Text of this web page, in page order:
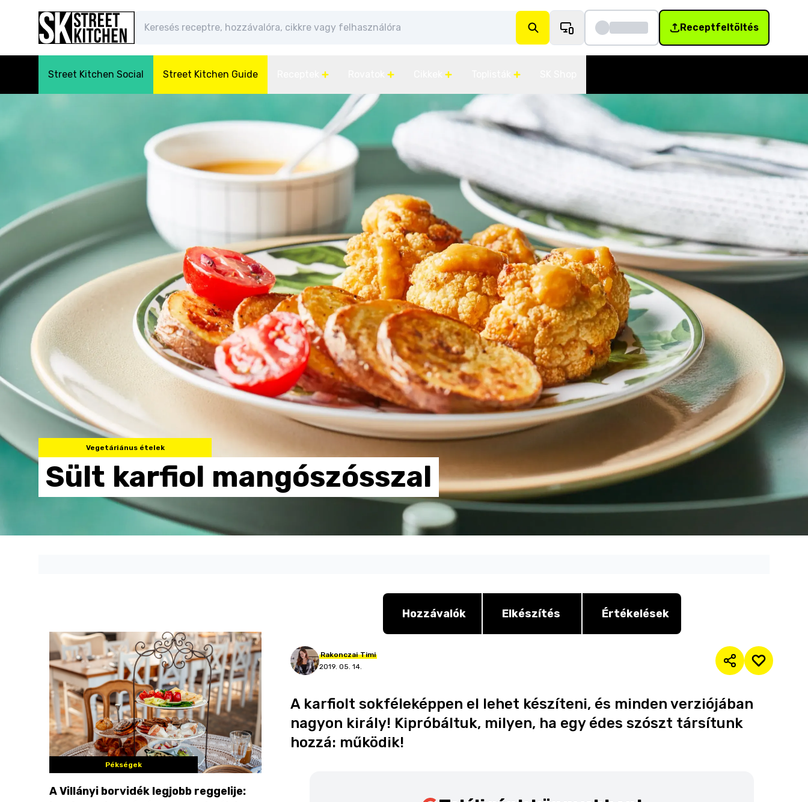
Receptfeltöltés
Street Kitchen Social Street Kitchen Guide
Vegetáriánus ételek
Sült karfiol mangószósszal
Pékségek
A Villányi borvidék legjobb reggelije:
Hozzávalók Elkészítés Értékelések
Rakonczai Timi
2019. 05. 14.
A karfiolt sokféleképpen el lehet készíteni, és minden verziójában
nagyon király! Kipróbáltuk, milyen, ha egy édes szószt társítunk
hozzá: működik!